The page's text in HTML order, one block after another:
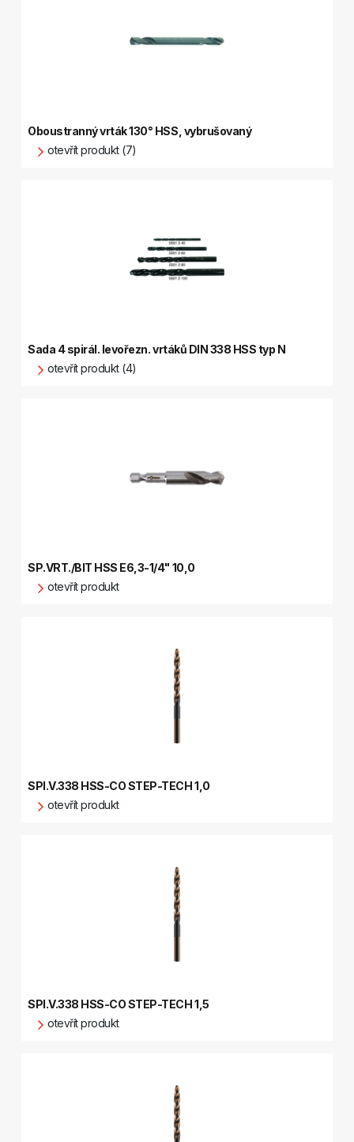
Oboustranný vrták 130° HSS, vybrušovaný
otevřít produkt (7)
Sada 4 spirál. levořezn. vrtáků DIN 338 HSS typ N
otevřít produkt (4)
SP.VRT./BIT HSS E6,3-1/4" 10,0
otevřít produkt
SPI.V.338 HSS-CO STEP-TECH 1,0
otevřít produkt
SPI.V.338 HSS-CO STEP-TECH 1,5
otevřít produkt